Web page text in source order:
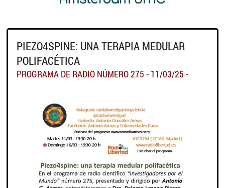
PIEZO4SPINE: UNA TERAPIA MEDULAR
POLIFACÉTICA
PROGRAMA DE RADIO NÚMERO 275 - 11/03/25 -